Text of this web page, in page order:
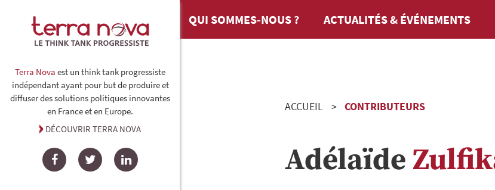
Terra Nova est un think tank progressiste
indépendant ayant pour but de produire et
diffuser des solutions politiques innovantes
en France et en Europe.
DÉCOUVRIR TERRA NOVA
FacebookTwitterLinkedIn
QUI SOMMES-NOUS ? ACTUALITÉS & ÉVÉNEMENTS
ACCUEIL CONTRIBUTEURS
Adélaïde